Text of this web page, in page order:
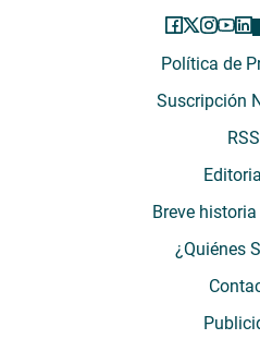
Política de
Suscripción
RSS
Breve
¿Quiénes